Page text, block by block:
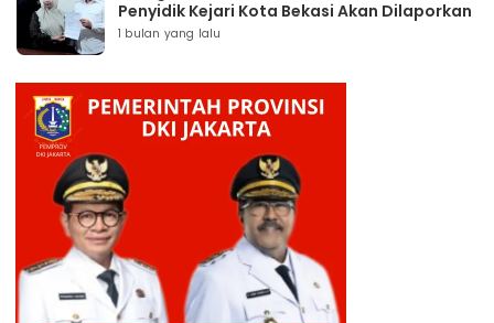
Penyidik Kejari Kota Bekasi Akan Dilaporkan
1 bulan yang lalu